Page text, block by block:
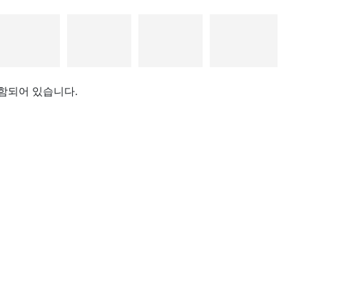
되어 있습니다.